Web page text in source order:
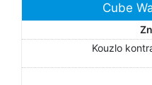
Cube
Kouzlo